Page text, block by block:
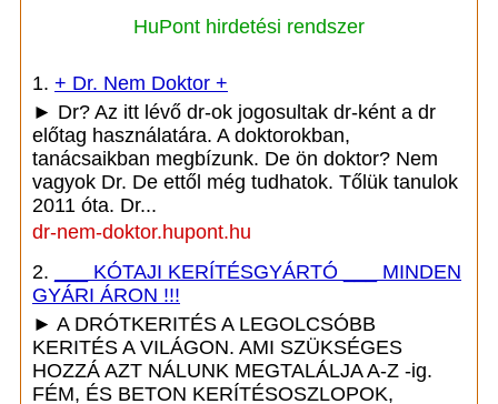
HuPont hirdetési rendszer
1. + Dr. Nem Doktor +
► Dr? Az itt lévő dr-ok jogosultak dr-ként a dr
előtag használatára. A doktorokban,
tanácsaikban megbízunk. De ön doktor? Nem
vagyok Dr. De ettől még tudhatok. Tőlük tanulok
2011 óta. Dr...
dr-nem-doktor.hupont.hu
2.
___ KÓTAJI KERÍTÉSGYÁRTÓ ___ MINDEN
GYÁRI ÁRON !!!
► A DRÓTKERITÉS A LEGOLCSÓBB
KERITÉS A VILÁGON. AMI SZÜKSÉGES
HOZZÁ AZT NÁLUNK MEGTALÁLJA A-Z -ig.
FÉM, ÉS BETON KERÍTÉSOSZLOPOK,